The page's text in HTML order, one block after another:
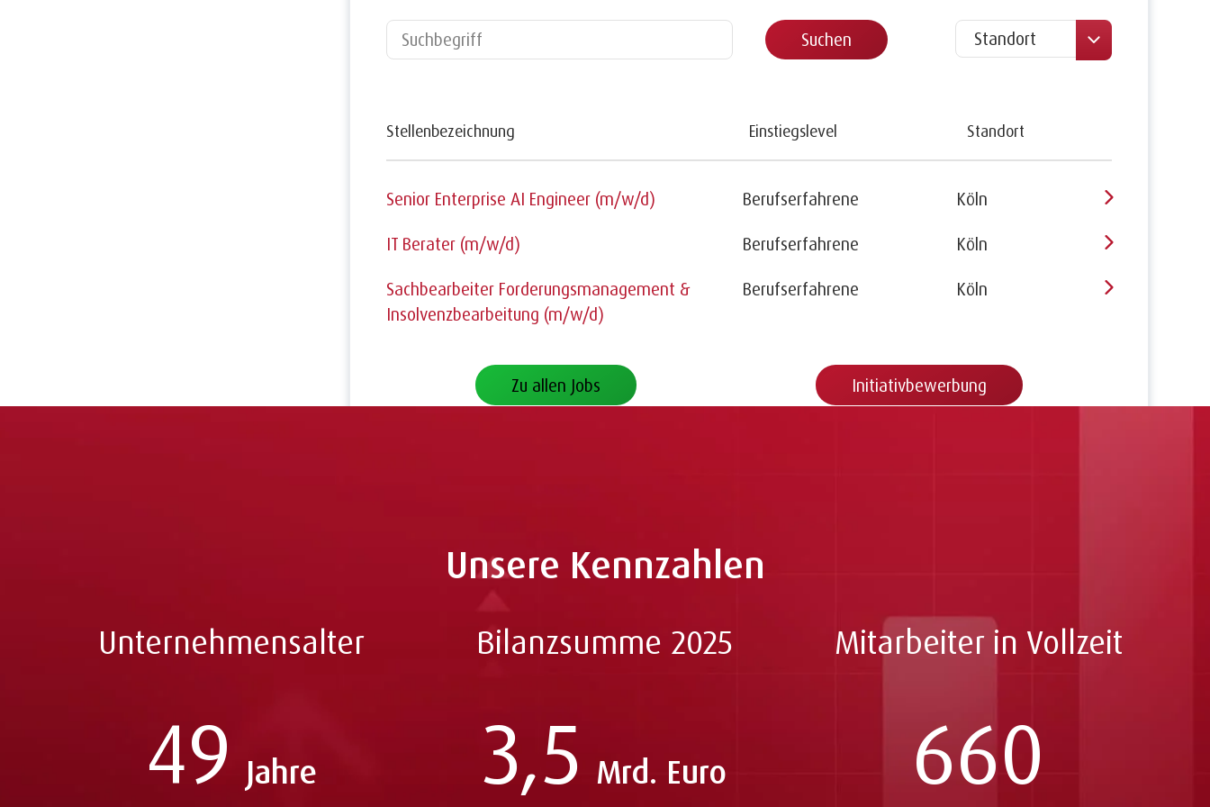
Stellenbezeichnung Einstiegslevel Standort
Senior Enterprise AI Engineer (m/w/d) Berufserfahrene Köln
IT Berater (m/w/d) Berufserfahrene Köln
Sachbearbeiter Forderungsmanagement &
Insolvenzbearbeitung (m/w/d)
Berufserfahrene Köln
Zu allen Jobs Initiativbewerbung
Unsere Kennzahlen
Unternehmensalter
49 Jahre
Bilanzsumme 2025
3,5 Mrd. Euro
Mitarbeiter in Vollzeit
660